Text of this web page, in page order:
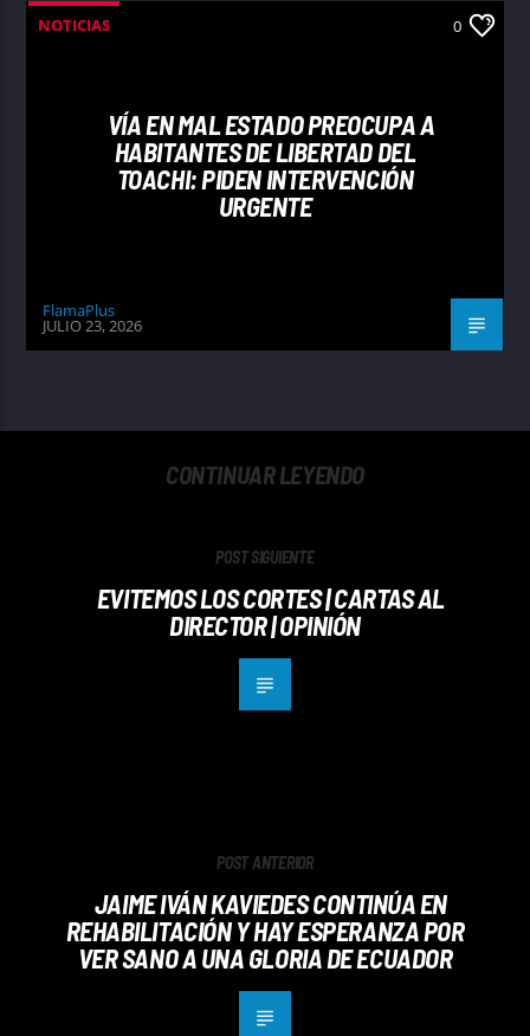
NOTICIAS 0
VÍA EN MAL ESTADO PREOCUPA A
HABITANTES DE LIBERTAD DEL
TOACHI: PIDEN INTERVENCIÓN
URGENTE
FlamaPlus
JULIO 23, 2026
CONTINUAR LEYENDO
POST SIGUIENTE
EVITEMOS LOS CORTES | CARTAS AL
DIRECTOR | OPINIÓN
POST ANTERIOR
JAIME IVÁN KAVIEDES CONTINÚA EN
REHABILITACIÓN Y HAY ESPERANZA POR
VER SANO A UNA GLORIA DE ECUADOR